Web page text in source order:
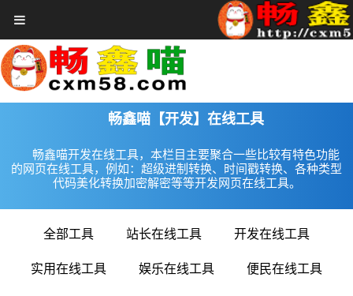
首页
在线工具
关于畅鑫喵
赞助VIP会员
影视大全
注册
畅鑫喵【开发】在线工具
畅鑫喵开发在线工具，本栏目主要聚合一些比较有特色功能
的网页在线工具，例如：超级进制转换、时间戳转换、各种类型
代码美化转换加密解密等等开发网页在线工具。
全部工具 站长在线工具 开发在线工具
实用在线工具 娱乐在线工具 便民在线工具